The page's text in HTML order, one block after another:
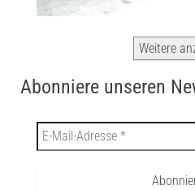
Weitere
Abonniere unseren